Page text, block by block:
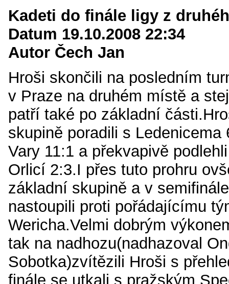
Kadeti do finále ligy z
Datum 19.10.2008 22:34
Autor Čech Jan
Hroši skončili na posledním
v Praze na druhém místě a
patří také po základní
skupině poradili s Ledenicema
Vary 11:1 a překvapivě
Orlicí 2:3.I přes tuto prohru
základní skupině a v
nastoupili proti pořádajícímu
Wericha.Velmi dobrým
tak na nadhozu(nadhazoval
Sobotka)zvítězili Hroši s
finále se utkali s pražským